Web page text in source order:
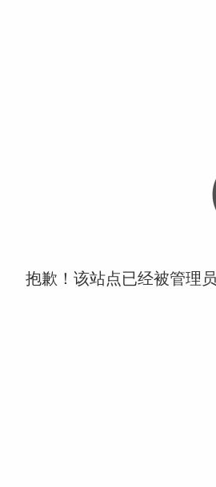
抱歉！该站点已经被管理